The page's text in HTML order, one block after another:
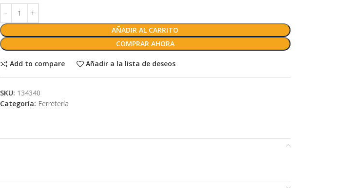
AÑADIR AL CARRITO
COMPRAR AHORA
Add to compare Añadir a la lista de deseos
SKU: 134340
Categoría: Ferretería